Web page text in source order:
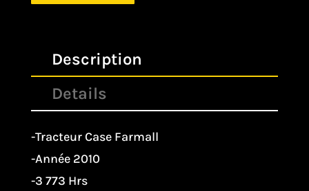
Description
Details
-Tracteur Case Farmall
-Année 2010
-3 773 Hrs